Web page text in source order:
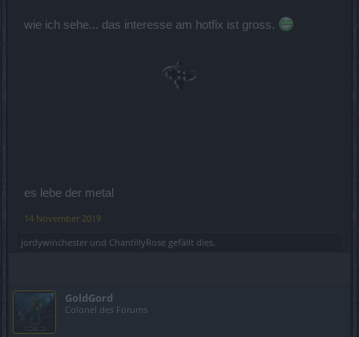
wie ich sehe... das interesse am hotfix ist gross.
es lebe der metal
14 November 2019
jordywinchester und ChantillyRose gefällt dies.
GoldGord
Colonel des Forums